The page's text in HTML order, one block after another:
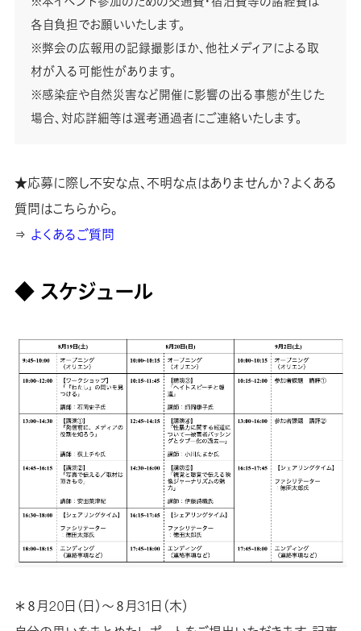
各自負担でお願いいたします。
※弊会の広報用の記録撮影ほか、他社メディアによる取
材が入る可能性があります。
※感染症や自然災害など開催に影響の出る事態が生じた
場合、対応詳細等は選考通過者にご連絡いたします。
★応募に際し不安な点、不明な点はありませんか？よくある
質問はこちらから。
⇒ よくあるご質問
◆ スケジュール
＊８月20日（日）〜８月31日（木）